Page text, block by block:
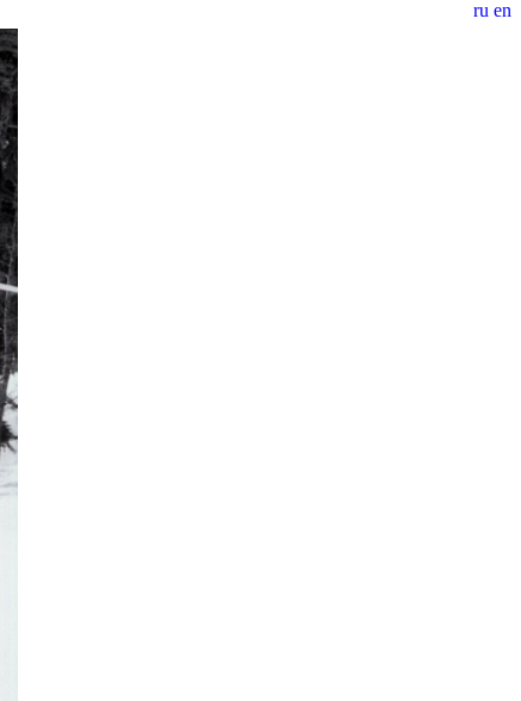
ru en